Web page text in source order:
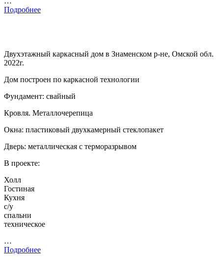
Подробнее
Двухэтажный каркасный дом в Знаменском р-не, Омской обл.
2022г.
Дом построен по каркасной технологии
Фундамент: свайный
Кровля. Металлочерепица
Окна: пластиковый двухкамерный стеклопакет
Дверь: металлическая с терморазрывом
В проекте:
Холл
Гостиная
Кухня
с/у
спальни
техническое
…
Подробнее